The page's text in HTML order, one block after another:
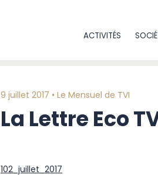
ACTIVITÉS
9 juillet 2017 • Le Mensuel de TVI
La Lettre Eco
102_juillet_2017